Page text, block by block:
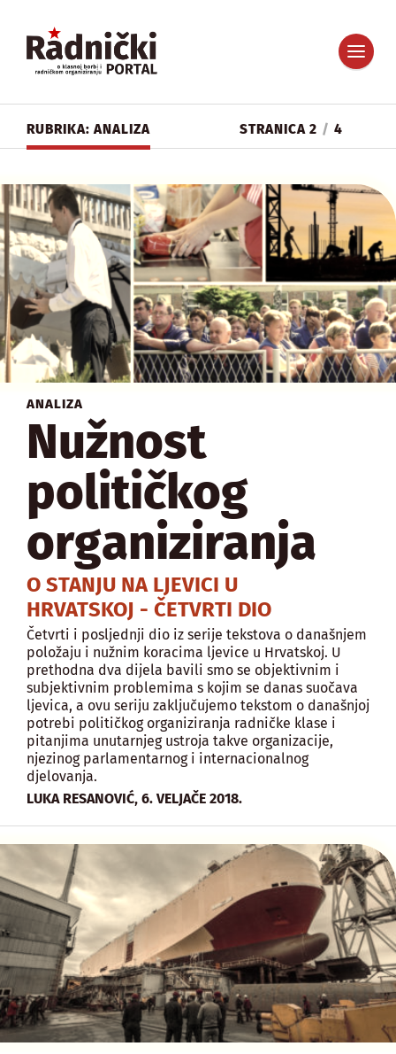
RUBRIKA: ANALIZA STRANICA 2 / 4
ANALIZA
Nužnost
političkog
organiziranja
O STANJU NA LJEVICI U
HRVATSKOJ - ČETVRTI DIO
Četvrti i posljednji dio iz serije tekstova o današnjem
položaju i nužnim koracima ljevice u Hrvatskoj. U
prethodna dva dijela bavili smo se objektivnim i
subjektivnim problemima s kojim se danas suočava
ljevica, a ovu seriju zaključujemo tekstom o današnjoj
potrebi političkog organiziranja radničke klase i
pitanjima unutarnjeg ustroja takve organizacije,
njezinog parlamentarnog i internacionalnog
djelovanja.
LUKA RESANOVIĆ, 6. VELJAČE 2018.